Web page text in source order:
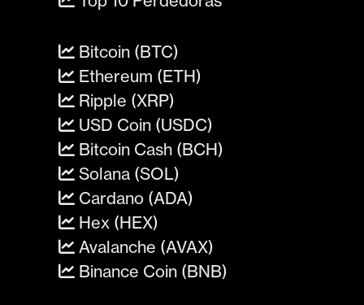
Bitcoin (BTC)
Ethereum (ETH)
Ripple (XRP)
USD Coin (USDC)
Bitcoin Cash (BCH)
Solana (SOL)
Cardano (ADA)
Hex (HEX)
Avalanche (AVAX)
Binance Coin (BNB)